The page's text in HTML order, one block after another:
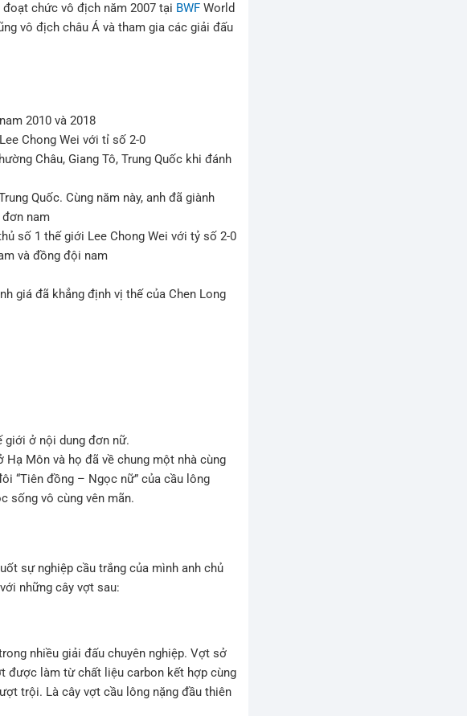
chức vô địch năm 2007 tại BWF World
vô địch châu Á và tham gia các giải đấu
2010 và 2018
Chong Wei với tỉ số 2-0
Châu, Giang Tô, Trung Quốc khi đánh
Quốc. Cùng năm này, anh đã giành
nam
số 1 thế giới Lee Chong Wei với tỷ số 2-0
và đồng đội nam
giá đã khẳng định vị thế của Chen Long
giới ở nội dung đơn nữ.
Hạ Môn và họ đã về chung một nhà cùng
“Tiên đồng – Ngọc nữ” của cầu lông
sống vô cùng vên mãn.
sự nghiệp cầu trắng của mình anh chủ
những cây vợt sau:
nhiều giải đấu chuyên nghiệp. Vợt sở
được làm từ chất liệu carbon kết hợp cùng
trội. Là cây vợt cầu lông nặng đầu thiên